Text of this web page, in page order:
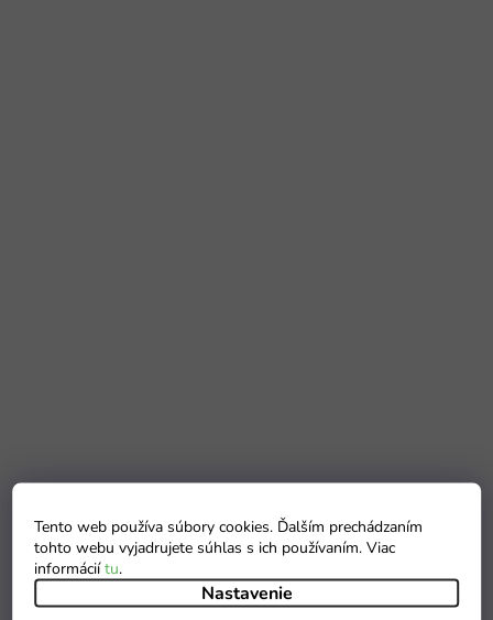
Tento web používa súbory cookies. Ďalším prechádzaním
tohto webu vyjadrujete súhlas s ich používaním. Viac
informáciítu.
Nastavenie